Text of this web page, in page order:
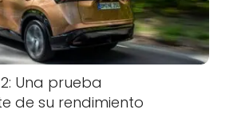
Una prueba
de su rendimiento